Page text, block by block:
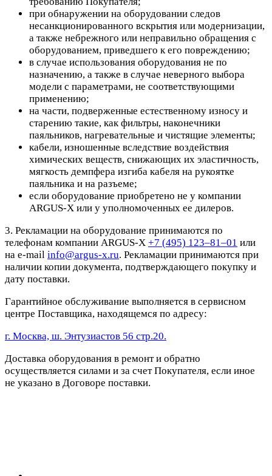
при обнаружении на оборудовании следов
несанкционированного вскрытия или модернизации,
а также небрежного или неправильно обращения с
оборудованием, приведшего к его повреждению;
в случае использования оборудования не по
назначению, а также в случае неверного выбора
модели с параметрами, не соответствующими
применению;
на части, подверженные естественному износу и
старению такие, как фильтры, наконечники
паяльников, нагревательные и чистящие элементы;
кабели, изношенные вследствие воздействия
химических веществ, снижающих их эластичность,
мягкость демпфера изгиба кабеля на рукоятке
паяльника и на разъеме;
если оборудование приобретено не у компании
ARGUS-X или у уполномоченных ее дилеров.
3. Рекламации на оборудование принимаются по
телефонам компании ARGUS-X +7 (495) 123–81–01 или
на e-mail info@argus-x.ru. Рекламации принимаются при
наличии копии документа, подтверждающего покупку и
дату поставки.
Гарантийное обслуживание выполняется в сервисном
центре Поставщика, находящемся по адресу:
г. Москва, ш. Энтузиастов 56 стр.20.
Доставка оборудования в ремонт и обратно
осуществляется силами и за счет Покупателя, если иное
не указано в Договоре поставки.